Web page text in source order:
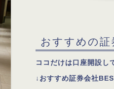
おすすめの証
ココだけは口座開設し
↓おすすめ証券会社